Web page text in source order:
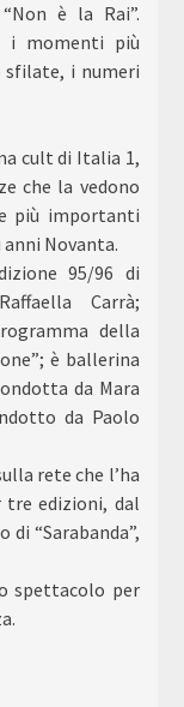
è la Rai”.
i momenti più
sfilate, i numeri
cult di Italia 1,
che la vedono
più importanti
Novanta.
95/96 di
Carrà;
della
è ballerina
da Mara
da Paolo
rete che l’ha
tre edizioni, dal
di “Sarabanda”,
spettacolo per